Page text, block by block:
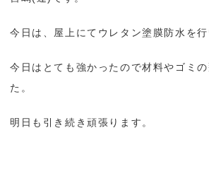
今日は、屋上にてウレタン塗膜防水を行
今日はとても強かったので材料やゴミ
た。
明日も引き続き頑張ります。